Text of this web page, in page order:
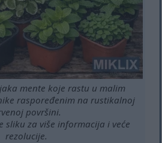
mente koje rastu u malim
raspoređenim na rustikalnoj
površini.
sliku za više informacija i veće
rezolucije.